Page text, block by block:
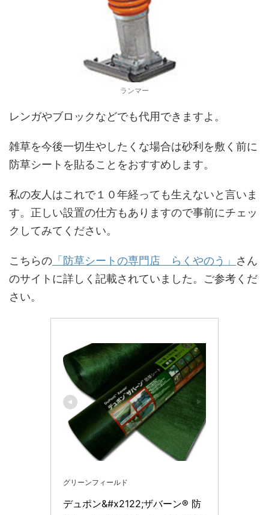
ランマー
レンガやブロックなどでも代用できますよ。
雑草を今後一切生やしたくな場合は砂利を敷く前に
防草シートを貼ることをおすすめします。
私の友人はこれで１０年経っても生えないと言いま
す。正しい設置の仕方もありますので事前にチェッ
クしてみてください。
こちらの 「防草シートの専門店 らくやのう」 さん
のサイトに詳しく記載されていました。ご参考くだ
さい。
グリーンフィールド
デュポン&#x2122;ザバーン® 防